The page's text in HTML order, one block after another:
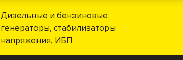
Дизельные и бензиновые
генераторы, стабилизаторы
напряжения, ИБП